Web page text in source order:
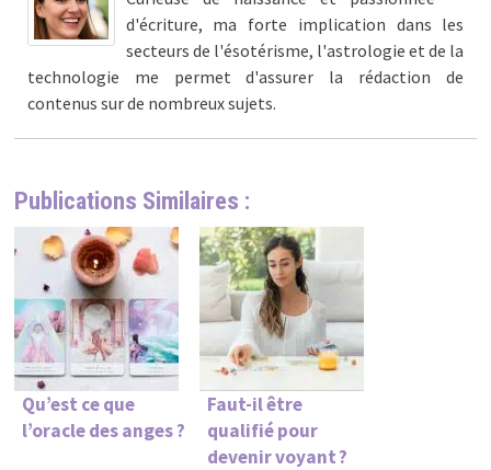
d'écriture, ma forte implication dans les
secteurs de l'ésotérisme, l'astrologie et de la
technologie me permet d'assurer la rédaction de
contenus sur de nombreux sujets.
Publications Similaires :
Qu’est ce que
l’oracle des anges ?
Faut-il être
qualifié pour
devenir voyant ?